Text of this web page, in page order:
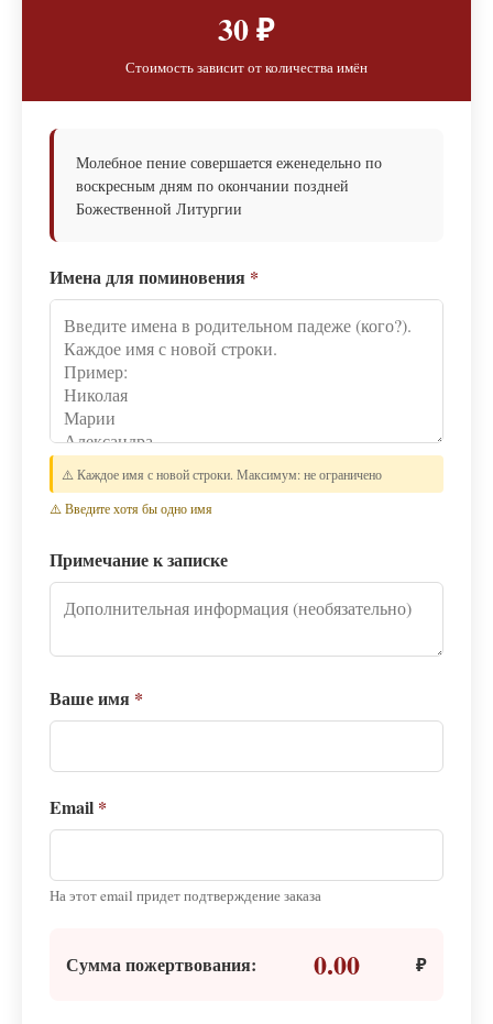
30 ₽
Стоимость зависит от количества имён
Молебное пение совершается еженедельно по
воскресным дням по окончании поздней
Божественной Литургии
Имена для поминовения *
⚠️ Каждое имя с новой строки. Максимум: не ограничено
⚠️ Введите хотя бы одно имя
Примечание к записке
Ваше имя *
Email *
На этот email придет подтверждение заказа
Сумма пожертвования: 0.00 ₽